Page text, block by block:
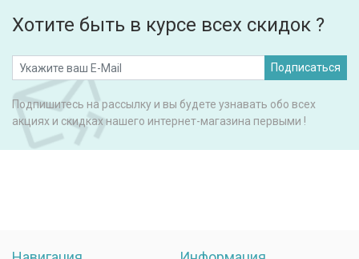
Хотите быть в курсе всех скидок ?
Подписаться
Подпишитесь на рассылку и вы будете узнавать обо всех
акциях и скидках нашего интернет-магазина первыми !